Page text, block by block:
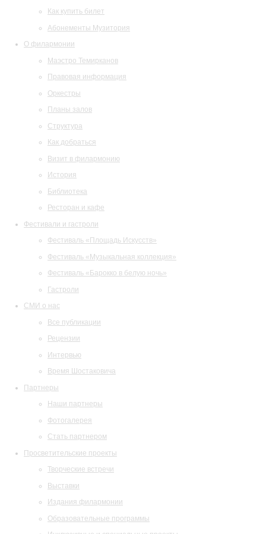
Как купить билет
Абонементы Музитория
О филармонии
Маэстро Темирканов
Правовая информация
Оркестры
Планы залов
Структура
Как добраться
Визит в филармонию
История
Библиотека
Ресторан и кафе
Фестивали и гастроли
Фестиваль «Площадь Искусств»
Фестиваль «Музыкальная коллекция»
Фестиваль «Барокко в белую ночь»
Гастроли
СМИ о нас
Все публикации
Рецензии
Интервью
Время Шостаковича
Партнеры
Наши партнеры
Фотогалерея
Стать партнером
Просветительские проекты
Творческие встречи
Выставки
Издания филармонии
Образовательные программы